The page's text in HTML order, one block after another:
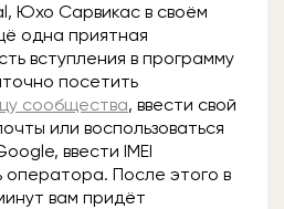
Юхо Сарвикас в своём
одна приятная
вступления в программу
посетить
сообщества, ввести свой
или воспользоваться
ввести IMEI
После этого в
вам придёт